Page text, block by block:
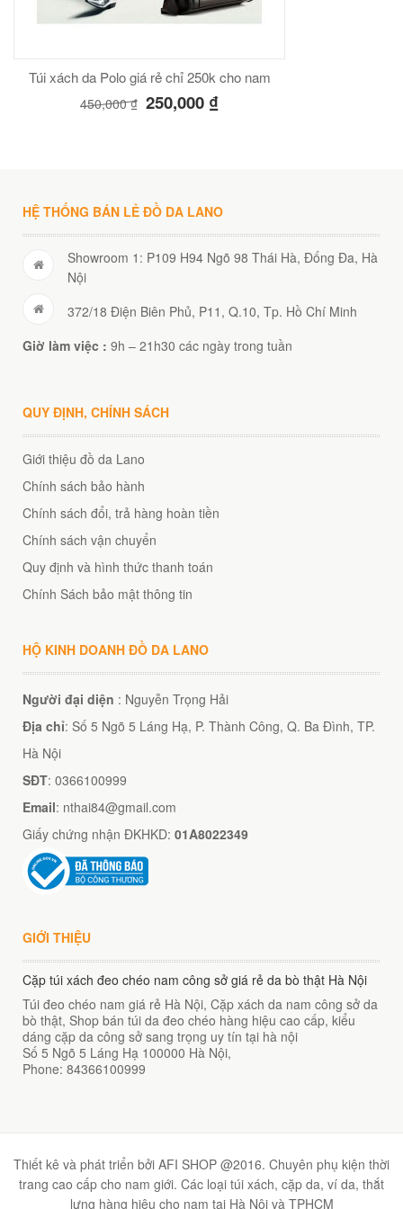
Túi xách da Polo giá rẻ chỉ 250k cho nam
450,000₫ 250,000 ₫
HỆ THỐNG BÁN LẺ ĐỒ DA LANO
Showroom 1: P109 H94 Ngõ 98 Thái Hà, Đống Đa, Hà
Nội
372/18 Điện Biên Phủ, P11, Q.10, Tp. Hồ Chí Minh
Giờ làm việc : 9h – 21h30 các ngày trong tuần
QUY ĐỊNH, CHÍNH SÁCH
Giới thiệu đồ da Lano
Chính sách bảo hành
Chính sách đổi, trả hàng hoàn tiền
Chính sách vận chuyển
Quy định và hình thức thanh toán
Chính Sách bảo mật thông tin
HỘ KINH DOANH ĐỒ DA LANO
Người đại diện : Nguyễn Trọng Hải
Địa chỉ: Số 5 Ngõ 5 Láng Hạ, P. Thành Công, Q. Ba Đình, TP.
Hà Nội
SĐT: 0366100999
Email: nthai84@gmail.com
Giấy chứng nhận ĐKHKD: 01A8022349
GIỚI THIỆU
Cặp túi xách đeo chéo nam công sở giá rẻ da bò thật Hà Nội
Túi đeo chéo nam giá rẻ Hà Nội, Cặp xách da nam công sở da
bò thật, Shop bán túi da đeo chéo hàng hiệu cao cấp, kiểu
dáng cặp da công sở sang trọng uy tín tại hà nội
Số 5 Ngõ 5 Láng Hạ 100000 Hà Nội,
Phone: 84366100999
Thiết kê và phát triển bởi AFI SHOP @2016. Chuyên phụ kiện thời
trang cao cấp cho nam giới. Các loại túi xách, cặp da, ví da, thắt
lưng hàng hiệu cho nam tại Hà Nội và TPHCM